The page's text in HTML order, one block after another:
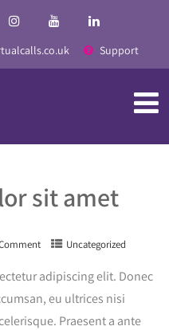
Support
sit amet
Uncategorized
adipiscing elit. Donec
eu ultrices nisi
Praesent a ante